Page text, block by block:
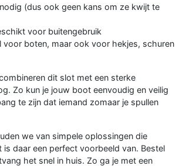
(dus ook geen kans om ze kwijt te
voor buitengebruik
voor boten, maar ook voor hekjes, schuren
dit slot met een sterke
Zo kun je jouw boot eenvoudig en veilig
te zijn dat iemand zomaar je spullen
we van simpele oplossingen die
is daar een perfect voorbeeld van. Bestel
het snel in huis. Zo ga je met een